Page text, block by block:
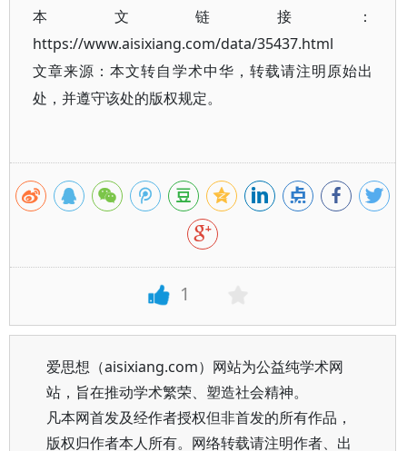
本文链接：
https://www.aisixiang.com/data/35437.html
文章来源：本文转自学术中华，转载请注明原始出
处，并遵守该处的版权规定。
1
爱思想（aisixiang.com）网站为公益纯学术网
站，旨在推动学术繁荣、塑造社会精神。
凡本网首发及经作者授权但非首发的所有作品，
版权归作者本人所有。网络转载请注明作者、出